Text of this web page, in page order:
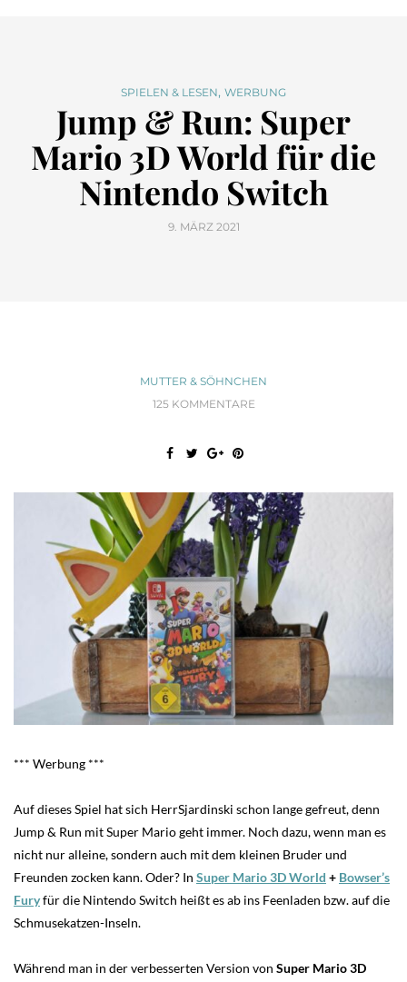
SPIELEN & LESEN, WERBUNG
Jump & Run: Super
Mario 3D World für die
Nintendo Switch
9. MÄRZ 2021
MUTTER & SÖHNCHEN
125 KOMMENTARE
*** Werbung ***
Auf dieses Spiel hat sich HerrSjardinski schon lange gefreut, denn
Jump & Run mit Super Mario geht immer. Noch dazu, wenn man es
nicht nur alleine, sondern auch mit dem kleinen Bruder und
Freunden zocken kann. Oder? In Super Mario 3D World + Bowser’s
Furyfür die Nintendo Switch heißt es ab ins Feenladen bzw. auf die
Schmusekatzen-Inseln.
Während man in der verbesserten Version von Super Mario 3D